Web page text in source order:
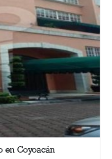
en Coyoacán